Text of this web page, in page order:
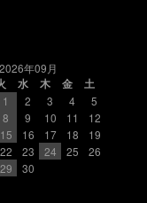
2026年09月
水 木 金
土
1
2 3 4
5
8 9 10 11
12
15 16 17 18
19
22 23 24 25
26
29 30